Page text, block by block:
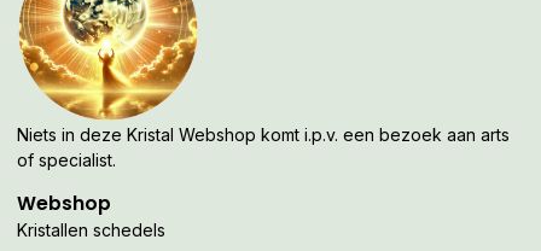
Niets in deze Kristal Webshop komt i.p.v. een bezoek aan arts
of specialist.
Webshop
Kristallen schedels